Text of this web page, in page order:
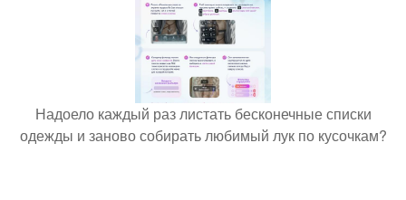
Надоело каждый раз листать бесконечные списки
одежды и заново собирать любимый лук по кусочкам?